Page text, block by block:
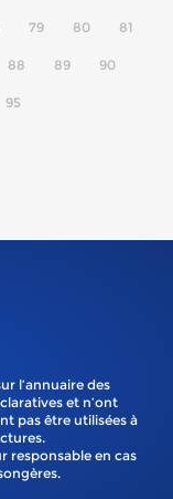
79 80 81
88 89 90
95
l’annuaire des
et n’ont
pas être utilisées à
responsable en cas